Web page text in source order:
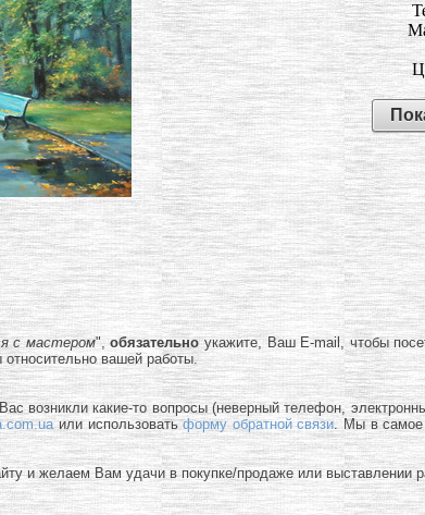
с мастером",обязательноукажите, Ваш E-mail, чтобы
вашей работы.
возникли какие-то вопросы (неверный телефон,
или использоватьформу обратной связи. Мы в самое
и желаем Вам удачи в покупке/продаже или выставлении